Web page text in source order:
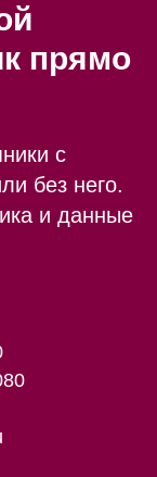
прямо
с
без него.
и данные